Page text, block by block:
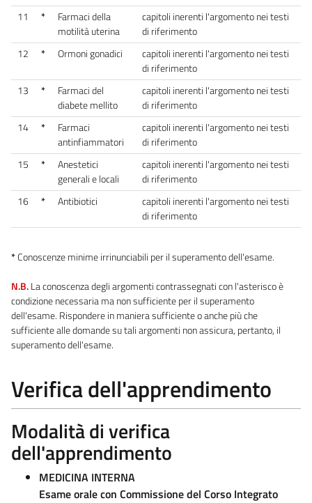
11 *
Farmaci della
motilità uterina
capitoli inerenti l'argomento nei testi
di riferimento
12
* Ormoni gonadici
capitoli inerenti l'argomento nei testi
di riferimento
13
*
Farmaci del
diabete mellito
capitoli inerenti l'argomento nei testi
di riferimento
14
*
Farmaci
antinfiammatori
capitoli inerenti l'argomento nei testi
di riferimento
15
*
Anestetici
generali e locali
capitoli inerenti l'argomento nei testi
di riferimento
16
* Antibiotici
capitoli inerenti l'argomento nei testi
di riferimento
*Conoscenze minime irrinunciabili per il superamento dell'esame.
N.B.La conoscenza degli argomenti contrassegnati con l'asterisco è
condizione necessaria ma non sufficiente per il superamento
dell'esame. Rispondere in maniera sufficiente o anche più che
sufficiente alle domande su tali argomenti non assicura, pertanto, il
superamento dell'esame.
Verifica dell'apprendimento
Modalità di verifica
dell'apprendimento
MEDICINA INTERNA
Esame orale con Commissione del Corso Integrato